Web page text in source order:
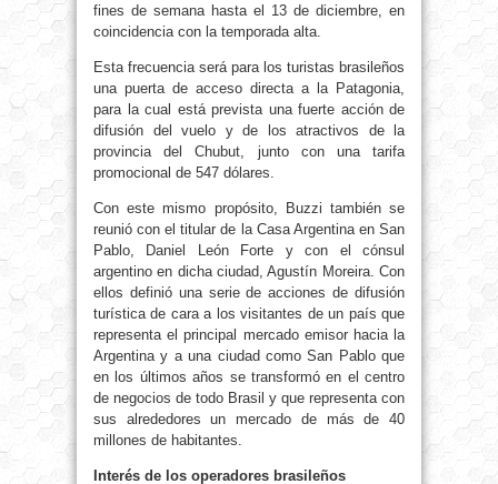
fines de semana hasta el 13 de diciembre, en
coincidencia con la temporada alta.
Esta frecuencia será para los turistas brasileños
una puerta de acceso directa a la Patagonia,
para la cual está prevista una fuerte acción de
difusión del vuelo y de los atractivos de la
provincia del Chubut, junto con una tarifa
promocional de 547 dólares.
Con este mismo propósito, Buzzi también se
reunió con el titular de la Casa Argentina en San
Pablo, Daniel León Forte y con el cónsul
argentino en dicha ciudad, Agustín Moreira. Con
ellos definió una serie de acciones de difusión
turística de cara a los visitantes de un país que
representa el principal mercado emisor hacia la
Argentina y a una ciudad como San Pablo que
en los últimos años se transformó en el centro
de negocios de todo Brasil y que representa con
sus alrededores un mercado de más de 40
millones de habitantes.
Interés de los operadores brasileños